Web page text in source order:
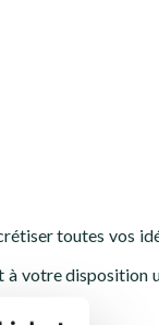
toutes vos
à votre disposition